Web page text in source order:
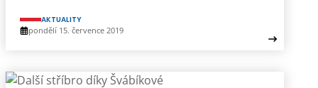
AKTUALITY
pondělí 15. července 2019